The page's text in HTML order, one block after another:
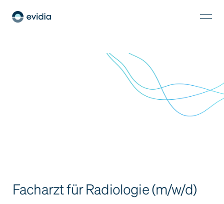
Facharzt für Radiologie (m/w/d)